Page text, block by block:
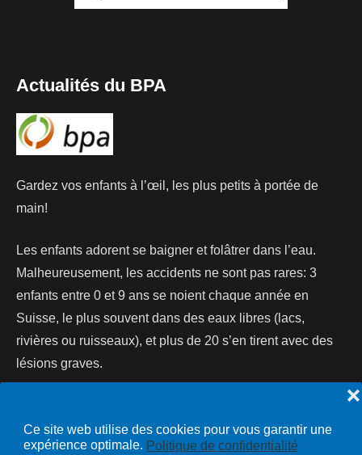
Ce site web utilise des cookies pour vous garantir une
expérience optimale. Politique de confidentialité
❌
Actualités du BPA
Gardez vos enfants à l’œil, les plus petits à portée de
main!
Les enfants adorent se baigner et folâtrer dans l’eau.
Malheureusement, les accidents ne sont pas rares: 3
enfants entre 0 et 9 ans se noient chaque année en
Suisse, le plus souvent dans des eaux libres (lacs,
rivières ou ruisseaux), et plus de 20 s’en tirent avec des
lésions graves.